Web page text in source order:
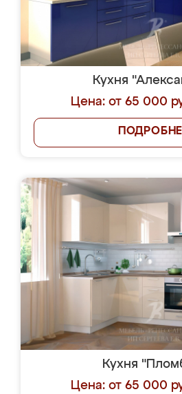
Кухня
Цена: от 65 000
Кухня
Цена: от 65 000